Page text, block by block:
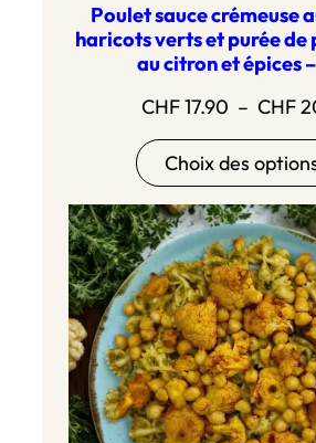
Poulet sauce crémeuse
haricots verts et purée de
au citron et épices
CHF17.90 – CHF
Choix des